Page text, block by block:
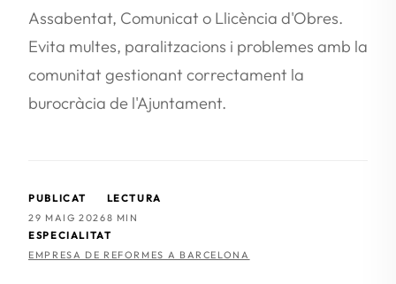
Assabentat, Comunicat o Llicència d'Obres.
Evita multes, paralitzacions i problemes amb la
comunitat gestionant correctament la
burocràcia de l'Ajuntament.
PUBLICAT
29 MAIG 2026
LECTURA
8 MIN
ESPECIALITAT
EMPRESA DE REFORMES A BARCELONA